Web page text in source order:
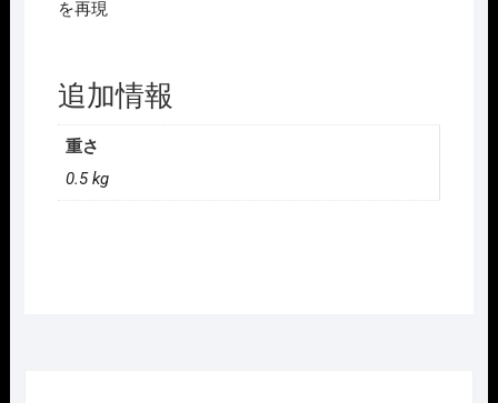
ｯ
年
予
定
個
を再現
追加情報
重さ
0.5 kg